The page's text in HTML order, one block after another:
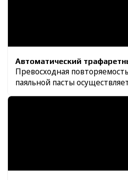
Автоматический
Превосходная
паяльной пасты